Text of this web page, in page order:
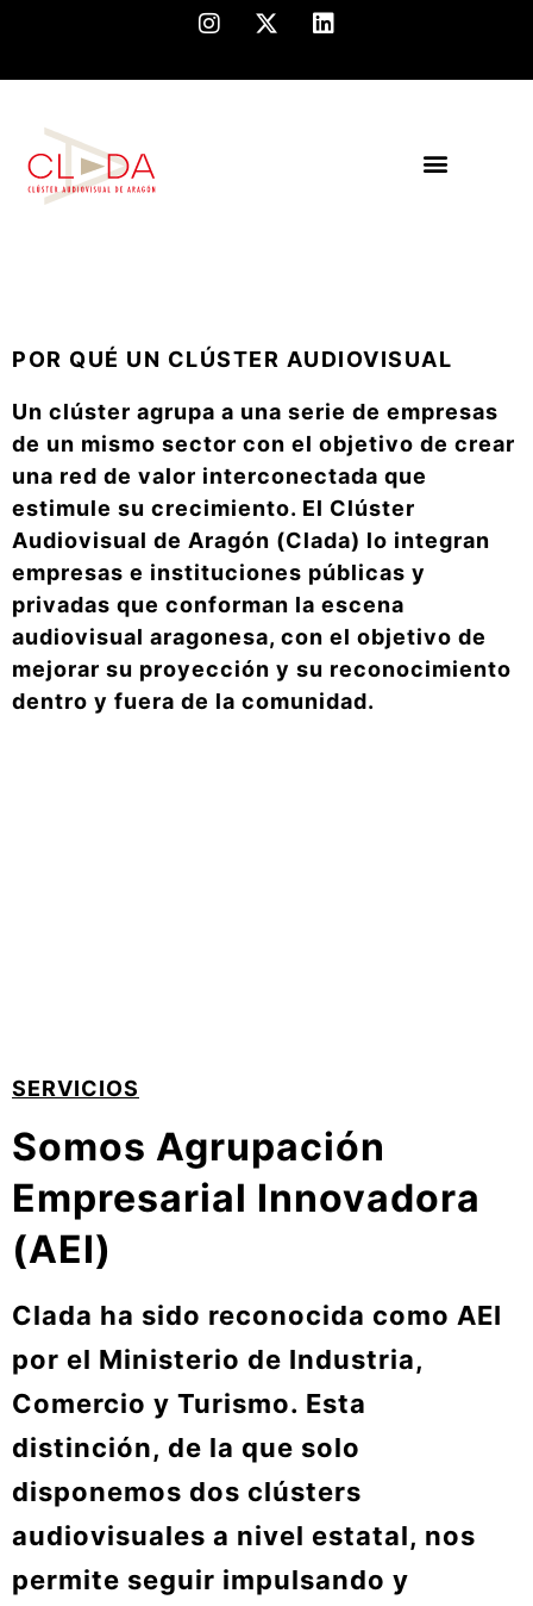
POR QUÉ UN CLÚSTER AUDIOVISUAL
Un clúster agrupa a una serie de empresas
de un mismo sector con el objetivo de crear
una red de valor interconectada que
estimule su crecimiento. El Clúster
Audiovisual de Aragón (Clada) lo integran
empresas e instituciones públicas y
privadas que conforman la escena
audiovisual aragonesa, con el objetivo de
mejorar su proyección y su reconocimiento
dentro y fuera de la comunidad.
SERVICIOS
Somos Agrupación
Empresarial Innovadora
(AEI)
Clada ha sido reconocida como AEI
por el Ministerio de Industria,
Comercio y Turismo. Esta
distinción, de la que solo
disponemos dos clústers
audiovisuales a nivel estatal, nos
permite seguir impulsando y